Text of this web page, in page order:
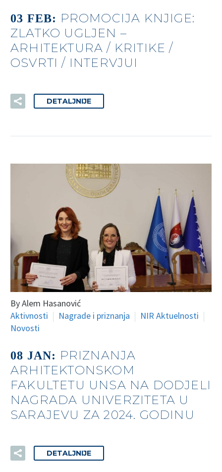
03 FEB: PROMOCIJA KNJIGE:
ZLATKO UGLJEN –
ARHITEKTURA / KRITIKE /
OSVRTI / INTERVJUI
DETALJNIJE
By Alem Hasanović
Aktivnosti
Nagrade i priznanja
NIR Aktuelnosti
Novosti
08 JAN: PRIZNANJA
ARHITEKTONSKOM
FAKULTETU UNSA NA DODJELI
NAGRADA UNIVERZITETA U
SARAJEVU ZA 2024. GODINU
DETALJNIJE